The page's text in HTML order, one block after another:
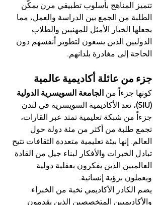
تتميز المناهج بأسلوب تطبيقي مرن يمكّن
الطلبة من الجمع بين الدراسة والعمل، مما
يجعلها الخيار الأمثل للمهنيين والطلاب
الدوليين الذين يسعون لتطوير أنفسهم دون
الحاجة إلى مغادرة بلدانهم.
جزء من عائلة أكاديمية عالمية
كونها جزءاً من الجامعة السويسرية الدولية
(SIU)
، تعد الأكاديمية السويسرية في لندن
جزءاً من شبكة تعليمية تمتد عبر القارات،
تجمع طلبة من أكثر من مئة دولة حول
العالم. إنها بيئة تعليمية متعددة الثقافات تتيح
تبادل الخبرات والأفكار لبناء جيل من القادة
العالميين الذين يفكرون بعقلية دولية
ويعملون برؤية إنسانية.
يضم الكادر الأكاديمي نخبة من الخبراء
والأكاديميين المتخصصين الذين يقدمون